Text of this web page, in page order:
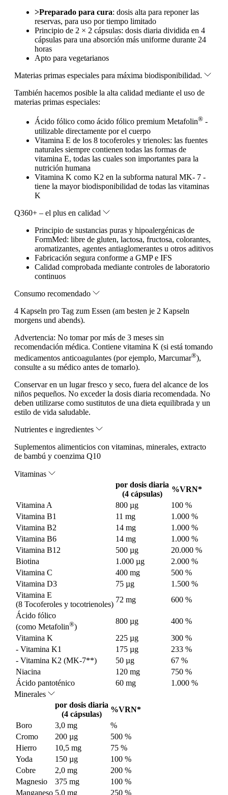
>Preparado para cura: dosis alta para reponer las
reservas, para uso por tiempo limitado
Principio de 2 × 2 cápsulas: dosis diaria dividida en 4
cápsulas para una absorción más uniforme durante 24
horas
Apto para vegetarianos
Materias primas especiales para máxima biodisponibilidad.
También hacemos posible la alta calidad mediante el uso de
materias primas especiales:
Ácido fólico como ácido fólico premium Metafolin® -
utilizable directamente por el cuerpo
Vitamina E de los 8 tocoferoles y trienoles: las fuentes
naturales siempre contienen todas las formas de
vitamina E, todas las cuales son importantes para la
nutrición humana
Vitamina K como K2 en la subforma natural MK- 7 -
tiene la mayor biodisponibilidad de todas las vitaminas
K
Q360+ – el plus en calidad
Principio de sustancias puras y hipoalergénicas de
FormMed: libre de gluten, lactosa, fructosa, colorantes,
aromatizantes, agentes antiaglomerantes u otros aditivos
Fabricación segura conforme a GMP e IFS
Calidad comprobada mediante controles de laboratorio
continuos
Consumo recomendado
4 Kapseln pro Tag zum Essen (am besten je 2 Kapseln
morgens und abends).
Advertencia: No tomar por más de 3 meses sin
recomendación médica. Contiene vitamina K (si está tomando
medicamentos anticoagulantes (por ejemplo, Marcumar®),
consulte a su médico antes de tomarlo).
Conservar en un lugar fresco y seco, fuera del alcance de los
niños pequeños. No exceder la dosis diaria recomendada. No
deben utilizarse como sustitutos de una dieta equilibrada y un
estilo de vida saludable.
Nutrientes e ingredientes
Suplementos alimenticios con vitaminas, minerales, extracto
de bambú y coenzima Q10
Vitaminas
por dosis diaria
(4 cápsulas)
%VRN*
Vitamina A
800 µg
100 %
Vitamina B1
11 mg
1.000 %
Vitamina B2
14 mg
1.000 %
Vitamina B6
14 mg
1.000 %
Vitamina B12
500 µg
20.000 %
Biotina
1.000 µg
2.000 %
Vitamina C
400 mg
500 %
Vitamina D3
75 µg
1.500 %
Vitamina E
(8 Tocoferoles y tocotrienoles)
72 mg
600 %
Ácido fólico
(como Metafolin®)
800 µg
400 %
Vitamina K
225 µg
300 %
- Vitamina K1
175 µg
233 %
- Vitamina K2 (MK-7**)
50 µg
67 %
Niacina
120 mg
750 %
Ácido pantoténico
60 mg
1.000 %
Minerales
por dosis diaria
(4 cápsulas)
%VRN*
Boro
3,0 mg
%
Cromo
200 µg
500 %
Hierro
10,5 mg
75 %
Yoda
150 µg
100 %
Cobre
2,0 mg
200 %
Magnesio
375 mg
100 %
Manganeso 5,0 mg
250 %